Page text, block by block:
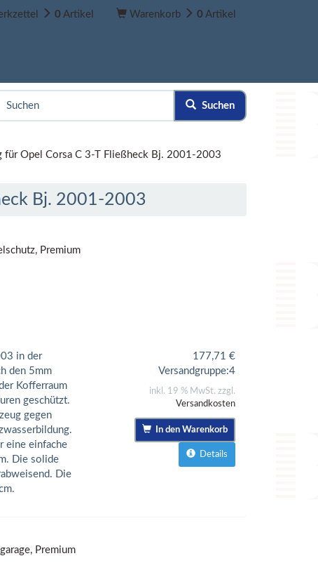
0 Artikel Warenkorb 0 Artikel
Suchen
für Opel Corsa C 3-T Fließheck Bj. 2001-2003
Bj. 2001-2003
Premium
in der
den 5mm
Kofferraum
geschützt.
gegen
eine einfache
Die solide
Die
177,71 €
Versandgruppe:4
inkl. 19 % MwSt. zzgl.
Versandkosten
In den Warenkorb
Details
Premium